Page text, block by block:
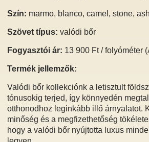
Szín: marmo, blanco, camel, stone,
Szövet típus: valódi bőr
Fogyasztói ár: 13 900 Ft / folyóméter
Termék jellemzők:
Valódi bőr kollekciónk a letisztult
tónusokig terjed, így könnyedén
otthonodhoz leginkább illő árnyalatot.
minőség és a megfizethetőség
hogy a valódi bőr nyújtotta luxus